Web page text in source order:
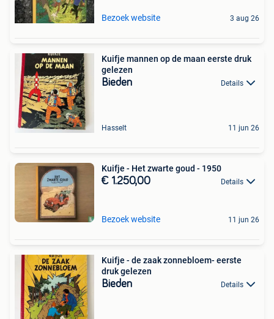
Bezoek website 3 aug 26
Kuifje mannen op de maan eerste druk
gelezen
Bieden Details
Hasselt 11 jun 26
Kuifje - Het zwarte goud - 1950
€ 1.250,00 Details
Bezoek website 11 jun 26
Kuifje - de zaak zonnebloem- eerste
druk gelezen
Bieden Details